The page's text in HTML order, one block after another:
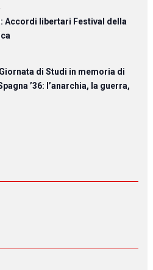
Accordi libertari Festival della
Giornata di Studi in memoria di
’36: l’anarchia, la guerra,